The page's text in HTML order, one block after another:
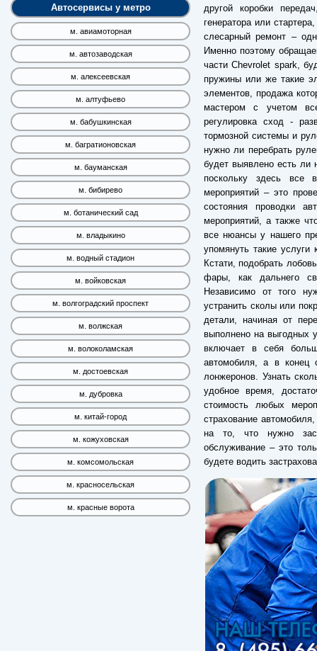
Автосервисы у метро
м. авиамоторная
м. автозаводская
м. алексеевская
м. алтуфьево
м. бабушкинская
м. багратионовская
м. бауманская
м. бибирево
м. ботанический сад
м. владыкино
м. водный стадион
м. войковская
м. волгоградский проспект
м. волжская
м. волоколамская
м. достоевская
м. дубровка
м. китай-город
м. кожуховская
м. комсомольская
м. красносельская
м. красные ворота
другой коробки
генератора или
слесарный ремонт –
Именно поэтому
части Chevrolet spark,
пружины или же такие
элементов, продажа
мастером с учетом
регулировка сход -
тормозной системы и
нужно ли перебрать
будет выявлено есть ли
поскольку здесь все
мероприятий – это
состояния проводки
мероприятий, а также
все нюансы у нашего
упомянуть такие услуги
Кстати, подобрать
фары, как дальнего
Независимо от того
устранить сколы или
детали, начиная от
выполнено на выгодных
включает в себя
автомобиля, а в конец
лонжеронов. Узнать
удобное время,
стоимость любых
страхование
на то, что нужно
обслуживание – это
будете водить